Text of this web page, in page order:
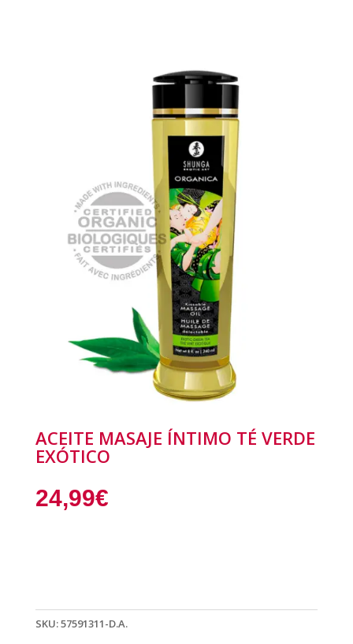
ACEITE MASAJE ÍNTIMO TÉ VERDE
EXÓTICO
24,99€
SKU:57591311-D.A.